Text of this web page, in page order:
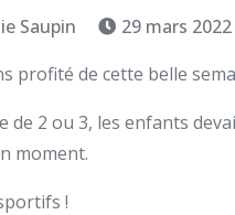
Saupin 29 mars 2022
profité de cette belle
de 2 ou 3, les enfants
moment.
!